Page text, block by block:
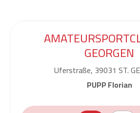
GEORGEN
Uferstraße, 39031 ST.
PUPP Florian